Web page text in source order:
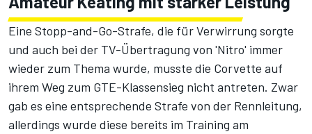
Eine Stopp-and-Go-Strafe, die für Verwirrung sorgte
und auch bei der TV-Übertragung von 'Nitro' immer
wieder zum Thema wurde, musste die Corvette auf
ihrem Weg zum GTE-Klassensieg nicht antreten. Zwar
gab es eine entsprechende Strafe von der Rennleitung,
allerdings wurde diese bereits im Training am